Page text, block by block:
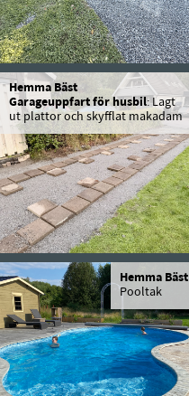
Hemma Bäst
Garageuppfart för husbil: Lagt
ut plattor och skyfflat makadam
Hemma Bäst
Pooltak